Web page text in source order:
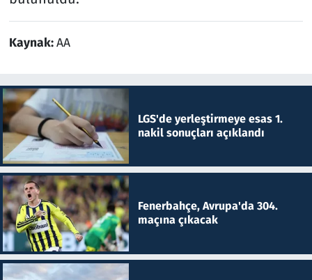
Kaynak:AA
LGS'de yerleştirmeye esas 1.
nakil sonuçları açıklandı
Fenerbahçe, Avrupa'da 304.
maçına çıkacak